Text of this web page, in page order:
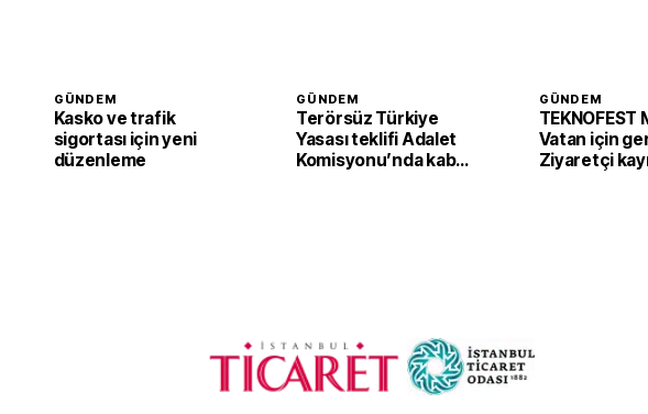
GÜNDEM
Kasko ve trafik
sigortası için yeni
düzenleme
GÜNDEM
Terörsüz Türkiye
Yasası teklifi Adalet
Komisyonu’nda kabul
GÜNDEM
TEKNOFEST
Vatan için
Ziyaretçi